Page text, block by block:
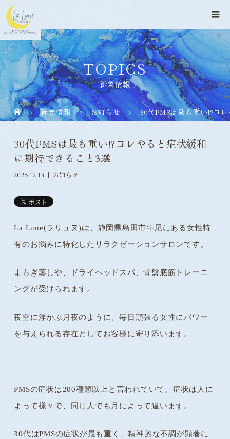
TOPICS
新着情報
新着情報 お知らせ 30代PMSは最も重い!?コ
30代PMSは最も重い!?コレやると症状緩和
に期待できること3選
2025.12.14 お知らせ
La Lune(ラリュヌ)は、静岡県島田市牛尾にある女性特
有のお悩みに特化したリラクゼーションサロンです。
よもぎ蒸しや、ドライヘッドスパ、骨盤底筋トレーニ
ングが受けられます。
夜空に浮かぶ月夜のように、毎日頑張る女性にパワー
を与えられる存在としてお客様に寄り添います。
PMSの症状は200種類以上と言われていて、症状は人に
よって様々で、同じ人でも月によって違います。
30代はPMSの症状が最も重く、精神的な不調が顕著に